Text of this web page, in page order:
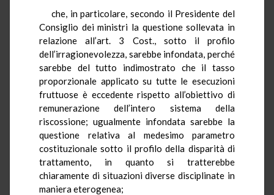
che, in particolare, secondo il Presidente del
Consiglio dei ministri la questione sollevata in
relazione all’art. 3 Cost., sotto il profilo
dell’irragionevolezza, sarebbe infondata, perché
sarebbe del tutto indimostrato che il tasso
proporzionale applicato su tutte le esecuzioni
fruttuose è eccedente rispetto all’obiettivo di
remunerazione dell’intero sistema della
riscossione; ugualmente infondata sarebbe la
questione relativa al medesimo parametro
costituzionale sotto il profilo della disparità di
trattamento, in quanto si tratterebbe
chiaramente di situazioni diverse disciplinate in
maniera eterogenea;